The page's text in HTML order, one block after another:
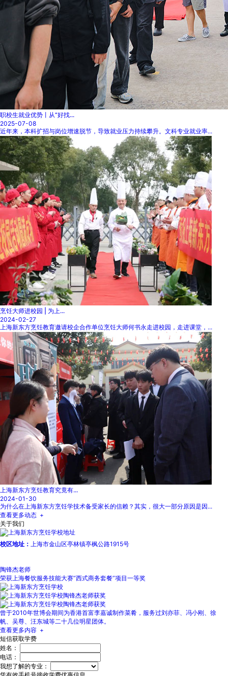
职校生就业优势丨从“好找...
2025-07-08
近年来，本科扩招与岗位增速脱节，导致就业压力持续攀升。文科专业就业率...
烹饪大师进校园 | 为上...
2024-02-27
上海新东方烹饪教育邀请校企合作单位烹饪大师何书永走进校园，走进课堂，...
上海新东方烹饪教育究竟有...
2024-01-30
为什么在上海新东方烹饪学技术备受家长的信赖？其实，很大一部分原因是因...
查看更多动态 +
关于我们
校区地址： 上海市金山区亭林镇亭枫公路1915号
陶锋杰老师
荣获上海餐饮服务技能大赛“西式商务套餐”项目一等奖
曾于2010年世博会期间为香港首富李嘉诚制作菜肴，服务过刘亦菲、冯小刚、徐
帆、吴尊、汪东城等二十几位明星团体。
查看更多内容 +
短信获取学费
姓名：
电话：
我想了解的专业：